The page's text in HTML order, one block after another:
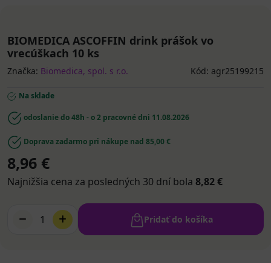
BIOMEDICA ASCOFFIN drink prášok vo
vrecúškach 10 ks
Značka: Biomedica, spol. s r.o. Kód: agr25199215
Na sklade
odoslanie do 48h - o 2 pracovné dni 11.08.2026
Doprava zadarmo pri nákupe nad 85,00 €
8,96 €
Najnižšia cena za posledných 30 dní bola 8,82 €
1 Pridať do košíka